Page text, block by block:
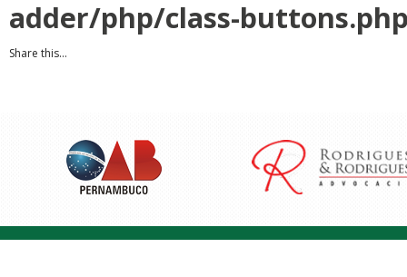
adder/php/class-
Share this...